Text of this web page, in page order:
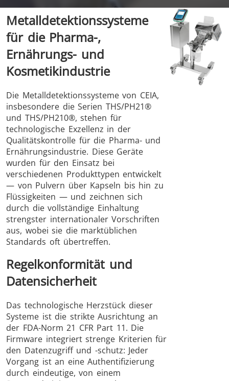
THS/FBB
THS/MBB
THS/GMS21
THS Production
4.0
MD-SCOPE
Metalldetektionssysteme
für die Pharma-,
Ernährungs- und
Kosmetikindustrie
Die Metalldetektionssysteme von CEIA,
insbesondere die Serien THS/PH21®
und THS/PH210®, stehen für
technologische Exzellenz in der
Qualitätskontrolle für die Pharma- und
Ernährungsindustrie. Diese Geräte
wurden für den Einsatz bei
verschiedenen Produkttypen entwickelt
— von Pulvern über Kapseln bis hin zu
Flüssigkeiten — und zeichnen sich
durch die vollständige Einhaltung
strengster internationaler Vorschriften
aus, wobei sie die marktüblichen
Standards oft übertreffen.
Regelkonformität und
Datensicherheit
Das technologische Herzstück dieser
Systeme ist die strikte Ausrichtung an
der FDA-Norm 21 CFR Part 11. Die
Firmware integriert strenge Kriterien für
den Datenzugriff und -schutz: Jeder
Vorgang ist an eine Authentifizierung
durch eindeutige, von einem